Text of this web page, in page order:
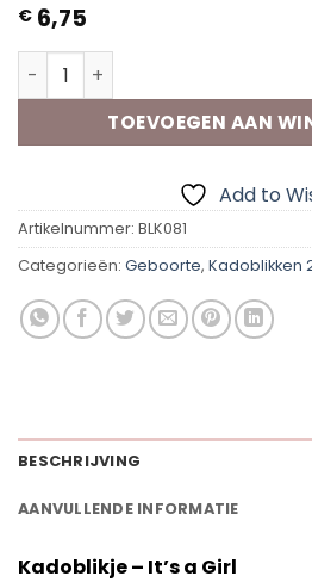
€ 6,75
Kadoblik - It's a Girl aantal
TOEVOEGEN AAN
Add to
Artikelnummer: BLK081
Categorieën: Geboorte, Kadoblikken
BESCHRIJVING
AANVULLENDE INFORMATIE
Kadoblikje – It’s a Girl